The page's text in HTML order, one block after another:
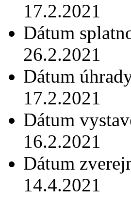
17.2.2021
Dátum
26.2.2021
Dátum
17.2.2021
Dátum
16.2.2021
Dátum
14.4.2021